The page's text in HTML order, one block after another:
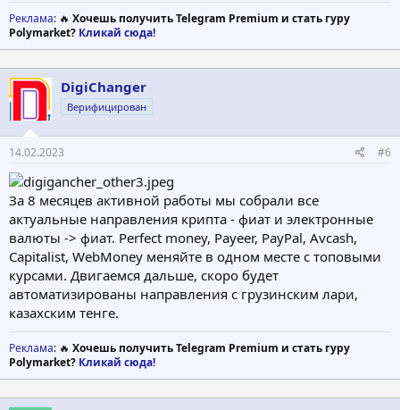
Реклама: 🔥 Хочешь получить Telegram Premium и стать гуру
Polymarket? Кликай сюда!
DigiChanger
Верифицирован
14.02.2023 #6
За 8 месяцев активной работы мы собрали все
актуальные направления крипта - фиат и электронные
валюты -> фиат. Perfect money, Payeer, PayPal, Avcash,
Capitalist, WebMoney меняйте в одном месте с топовыми
курсами. Двигаемся дальше, скоро будет
автоматизированы направления с грузинским лари,
казахским тенге.
Реклама: 🔥 Хочешь получить Telegram Premium и стать гуру
Polymarket? Кликай сюда!